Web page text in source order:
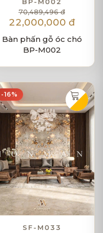
70,489,496 đ
22,000,000 đ
Bàn phấn gỗ óc chó
BP-M002
-16%
SF-M033